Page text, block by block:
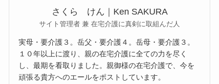
さくら けん｜Ken SAKURA
サイト管理者 兼 在宅介護に真剣に取組んだ人
実母・要介護３。岳父・要介護４。岳母・要介護３。
１０年以上に渡り、親の在宅介護に全ての力を尽く
し、最期を看取りました。親御様の在宅介護で、今を
頑張る貴方へのエールをポストしています。